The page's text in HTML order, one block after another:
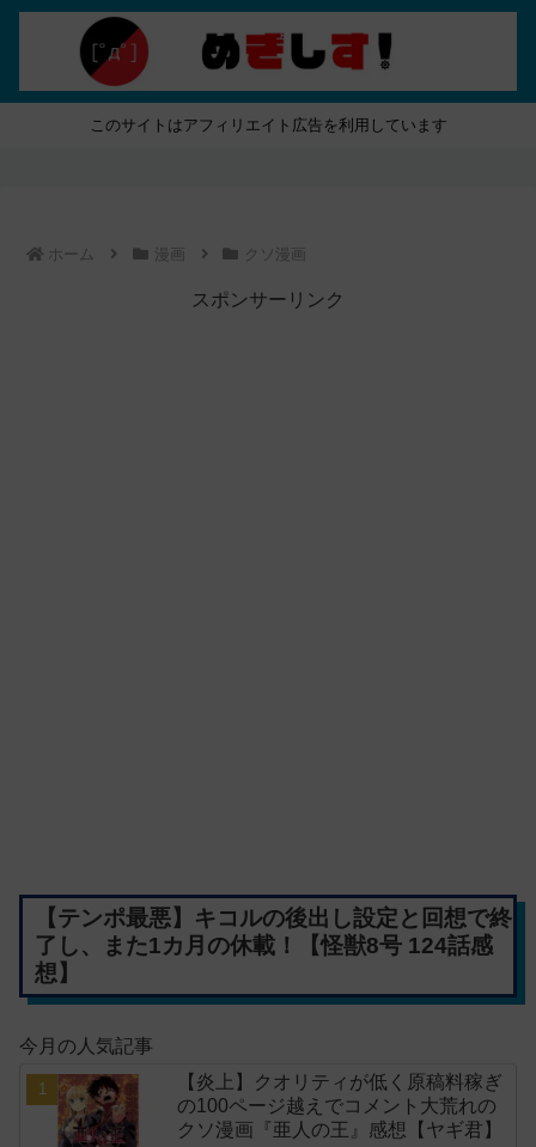
このサイトはアフィリエイト広告を利用しています
ホーム 漫画 クソ漫画
スポンサーリンク
【テンポ最悪】キコルの後出し設定と回想で終
了し、また1カ月の休載！【怪獣8号 124話感
想】
今月の人気記事
【炎上】クオリティが低く原稿料稼ぎ
の100ページ越えでコメント大荒れの
クソ漫画『亜人の王』感想【ヤギ君】